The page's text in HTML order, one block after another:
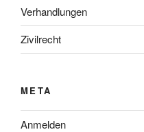
Verhandlungen
Zivilrecht
META
Anmelden